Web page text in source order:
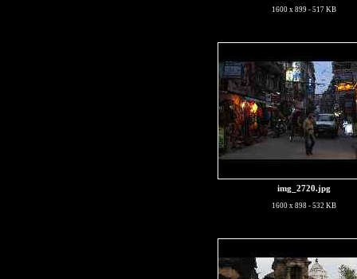
1600 x 899 - 517 KB
img_2720.jpg
1600 x 898 - 532 KB